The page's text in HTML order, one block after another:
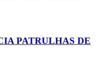
PATRULHAS DE